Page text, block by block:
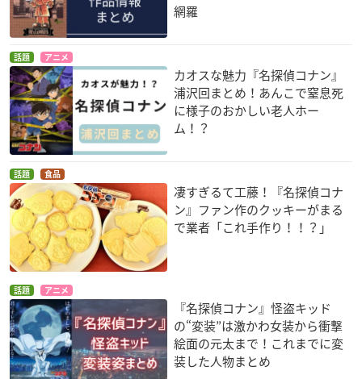
網羅
話題 アニメ
カオスな魅力『名探偵コナン』
浦沢回まとめ！あんこで窒息死
に様子のおかしい老人ホー
ム！？
話題 食品
凄すぎるて工藤！『名探偵コナ
ン』ファン作のクッキーがまる
で業者「これ手作り！！？」
話題 アニメ
『名探偵コナン』怪盗キッド
の“変装”は激かわ女装から衝撃
絵面の元太まで！これまでに変
装した人物まとめ